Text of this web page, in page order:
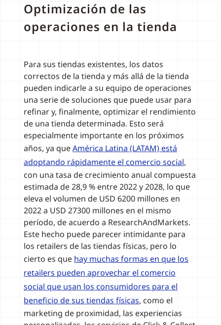
Optimización de las
operaciones en la tienda
Para sus tiendas existentes, los datos
correctos de la tienda y más allá de la tienda
pueden indicarle a su equipo de operaciones
una serie de soluciones que puede usar para
refinar y, finalmente, optimizar el rendimiento
de una tienda determinada. Esto será
especialmente importante en los próximos
años, ya queAmérica Latina (LATAM) está
adoptando rápidamente el comercio social,
con una tasa de crecimiento anual compuesta
estimada de 28,9 % entre 2022 y 2028, lo que
eleva el volumen de USD 6200 millones en
2022 a USD 27300 millones en el mismo
período, de acuerdo a ResearchAndMarkets.
Este hecho puede parecer intimidante para
los retailers de las tiendas físicas, pero lo
cierto es que hay muchas formas en que los
retailers pueden aprovechar el comercio
social que usan los consumidores para el
beneficio de sus tiendas físicas, como el
marketing de proximidad, las experiencias